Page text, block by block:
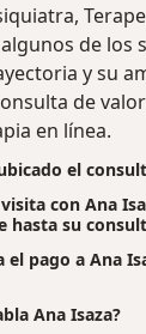
de los
y su
de
en línea.
el
con Ana
hasta su
el pago a Ana
Ana Isaza?